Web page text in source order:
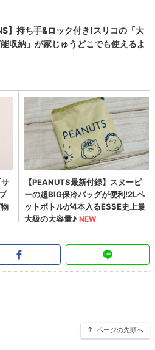
ページの先頭へ